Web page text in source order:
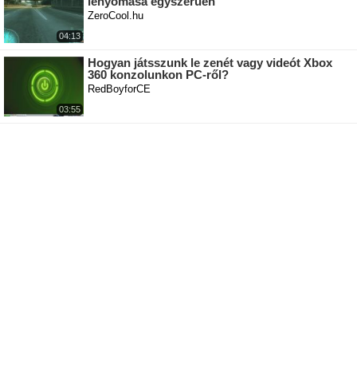
04:13
ZeroCool.hu
03:55
Hogyan játsszunk le zenét vagy videót Xbox
360 konzolunkon PC-ről?
RedBoyforCE